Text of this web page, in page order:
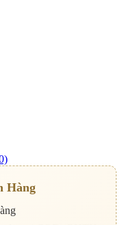
Hàng